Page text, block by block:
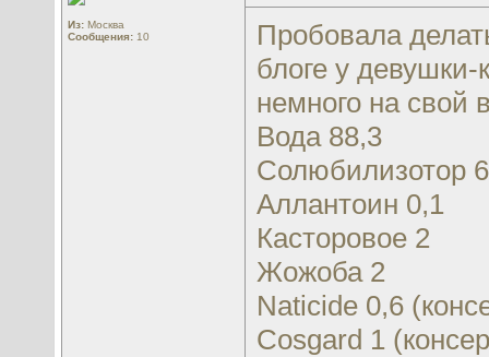
Из: Москва
Сообщения: 10
Пробовала
блоге у девушки-
немного на свой
Вода 88,3
Солюбилизотор 6
Аллантоин 0,1
Касторовое 2
Жожоба 2
Naticide 0,6
Cosgard 1